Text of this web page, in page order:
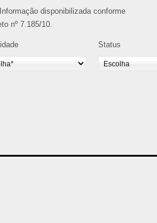
disponibilizada conforme
nº 7.185/10.
Status